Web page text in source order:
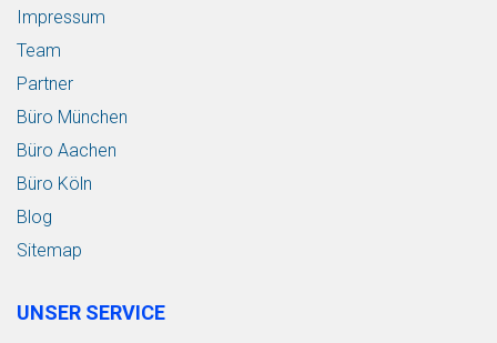
Impressum
Team
Partner
Büro München
Büro Aachen
Büro Köln
Blog
Sitemap
UNSER SERVICE